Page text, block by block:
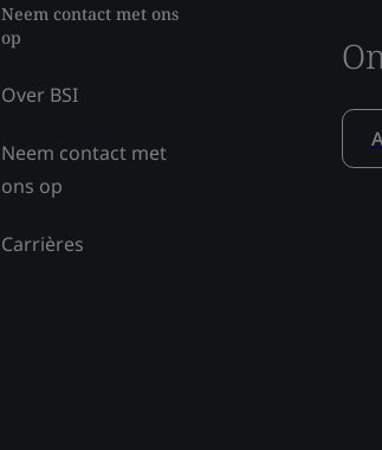
Neem contact met ons
op
Over BSI
Neem contact met
ons op
Carrières